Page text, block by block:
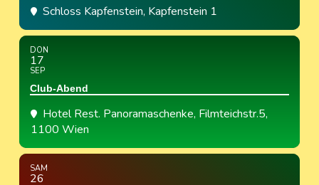
Schloss Kapfenstein, Kapfenstein 1
DON
17
SEP
Club-Abend
Hotel Rest. Panoramaschenke, Filmteichstr.5,
1100 Wien
SAM
26